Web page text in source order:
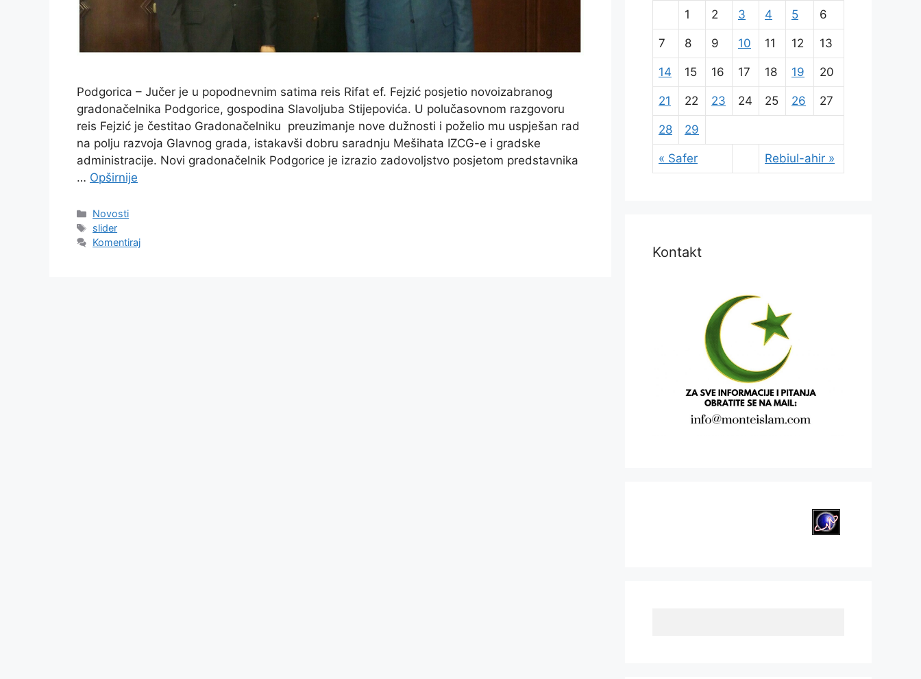
Podgorica – Jučer je u popodnevnim satima reis Rifat ef. Fejzić posjetio novoizabranog
gradonačelnika Podgorice, gospodina Slavoljuba Stijepovića. U polučasovnom razgovoru
reis Fejzić je čestitao Gradonačelniku preuzimanje nove dužnosti i poželio mu uspješan rad
na polju razvoja Glavnog grada, istakavši dobru saradnju Mešihata IZCG-e i gradske
administracije. Novi gradonačelnik Podgorice je izrazio zadovoljstvo posjetom predstavnika
… Opširnije
Kategorije
Novosti
Oznake
slider
Komentiraj
« Safer Rebiul-ahir »
1 2 3 4 5 6
7 8 9 10 11 12 13
14 15 16 17 18 19 20
21 22 23 24 25 26 27
28 29
Kontakt